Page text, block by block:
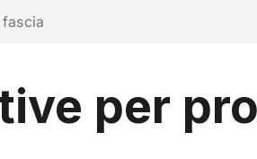
con noi
RICERCA CAMPUS LIFE
per